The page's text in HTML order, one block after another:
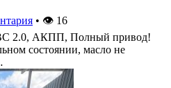
• 👁 16
2.0, АКПП, Полный привод!
состоянии, масло не